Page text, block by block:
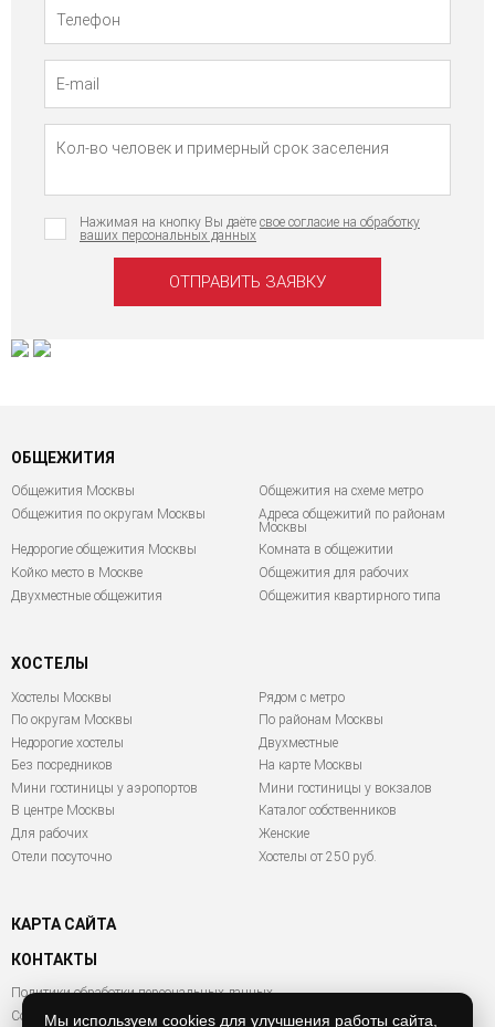
Нажимая на кнопку Вы даёте свое согласие на обработку
ваших персональных данных
ОБЩЕЖИТИЯ
Общежития Москвы
Общежития на схеме метро
Общежития по округам Москвы
Адреса общежитий по районам
Москвы
Недорогие общежития Москвы
Комната в общежитии
Койко место в Москве
Общежития для рабочих
Двухместные общежития
Общежития квартирного типа
ХОСТЕЛЫ
Хостелы Москвы
По округам Москвы
Недорогие хостелы
Без посредников
Мини гостиницы у аэропортов
В центре Москвы
Для рабочих
Отели посуточно
Рядом с метро
По районам Москвы
Двухместные
На карте Москвы
Мини гостиницы у вокзалов
Каталог собственников
Женские
Хостелы от 250 руб.
КАРТА САЙТА
КОНТАКТЫ
Политики обработки персональных данных
Согласие на обработку персональных данных
Мы используем cookies для улучшения работы сайта,